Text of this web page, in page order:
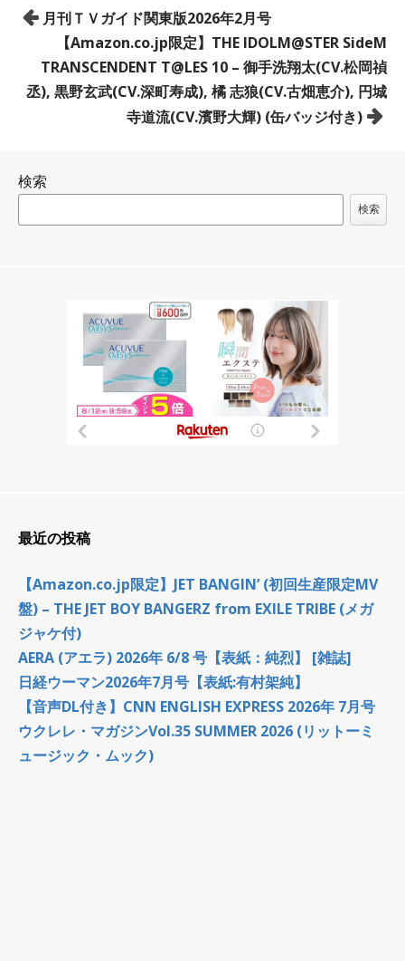
投
ビ
ョ
月刊ＴＶガイド関東版2026年2月号
【Amazon.co.jp限定】THE IDOLM@STER SideM
TRANSCENDENT T@LES 10 – 御手洗翔太(CV.松岡禎
丞), 黒野玄武(CV.深町寿成), 橘 志狼(CV.古畑恵介), 円城
寺道流(CV.濱野大輝) (缶バッジ付き)
検索
検索
最近の投稿
【Amazon.co.jp限定】JET BANGIN’ (初回生産限定MV
盤) – THE JET BOY BANGERZ from EXILE TRIBE (メガ
ジャケ付)
AERA (アエラ) 2026年 6/8 号【表紙：純烈】 [雑誌]
日経ウーマン2026年7月号【表紙:有村架純】
【音声DL付き】CNN ENGLISH EXPRESS 2026年 7月号
ウクレレ・マガジンVol.35 SUMMER 2026 (リットーミ
ュージック・ムック)